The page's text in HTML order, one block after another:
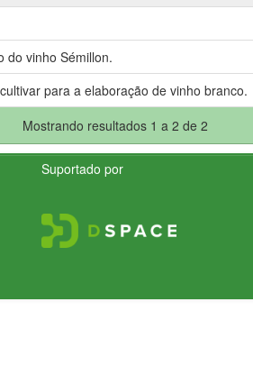
do vinho Sémillon.
para a elaboração de vinho branco.
Mostrando resultados 1 a 2 de 2
Suportado por